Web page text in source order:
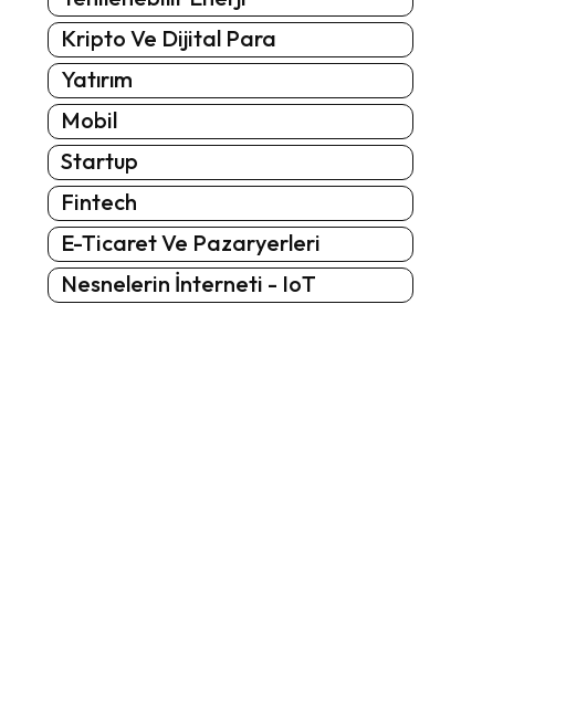
Kripto Ve Dijital Para
Yatırım
Mobil
Startup
Fintech
E-Ticaret Ve Pazaryerleri
Nesnelerin İnterneti - IoT